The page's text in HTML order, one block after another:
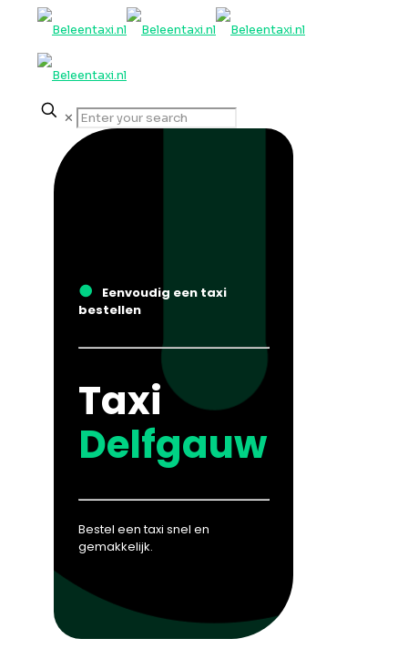
✕
●
Eenvoudig een taxi
bestellen
Taxi
Delfgauw
Bestel een taxi snel en
gemakkelijk.